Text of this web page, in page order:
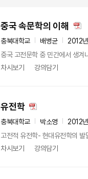
중국 속문학의 이해
충북대학교 배병균
2012
중국 고전문학 중 민간에서 생겨
차시보기
강의담기
유전학
충북대학교 박소영
2012
고전적 유전학- 현대유전학의
차시보기
강의담기